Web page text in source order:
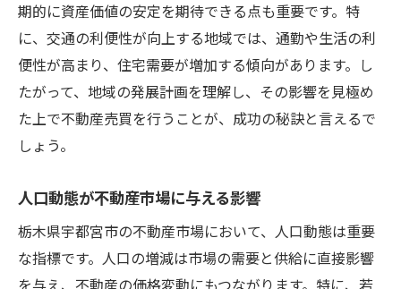
期的に資産価値の安定を期待できる点も重要です。特
に、交通の利便性が向上する地域では、通勤や生活の利
便性が高まり、住宅需要が増加する傾向があります。し
たがって、地域の発展計画を理解し、その影響を見極め
た上で不動産売買を行うことが、成功の秘訣と言えるで
しょう。
人口動態が不動産市場に与える影響
栃木県宇都宮市の不動産市場において、人口動態は重要
な指標です。人口の増減は市場の需要と供給に直接影響